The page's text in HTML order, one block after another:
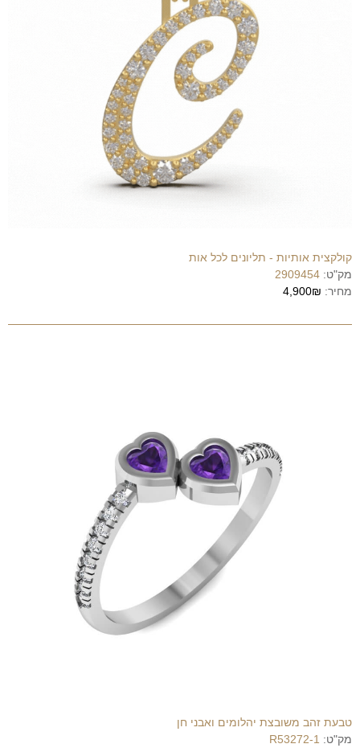
קולקצית אותיות - תליונים לכל אות
מק"ט: 2909454
מחיר: 4,900₪
טבעת זהב משובצת יהלומים ואבני חן
מק"ט: R53272-1